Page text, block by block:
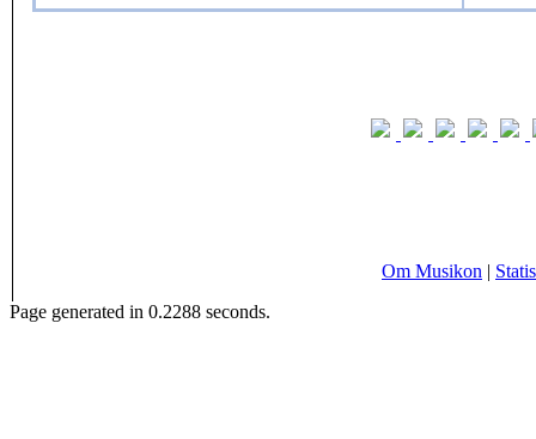
Om Musikon |
Page generated in 0.2288 seconds.